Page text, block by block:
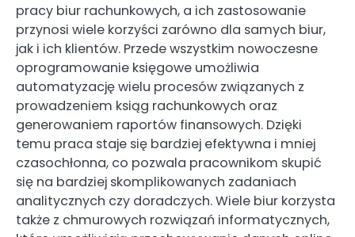
pracy biur rachunkowych, a ich zastosowanie
przynosi wiele korzyści zarówno dla samych biur,
jak i ich klientów. Przede wszystkim nowoczesne
oprogramowanie księgowe umożliwia
automatyzację wielu procesów związanych z
prowadzeniem ksiąg rachunkowych oraz
generowaniem raportów finansowych. Dzięki
temu praca staje się bardziej efektywna i mniej
czasochłonna, co pozwala pracownikom skupić
się na bardziej skomplikowanych zadaniach
analitycznych czy doradczych. Wiele biur korzysta
także z chmurowych rozwiązań informatycznych,